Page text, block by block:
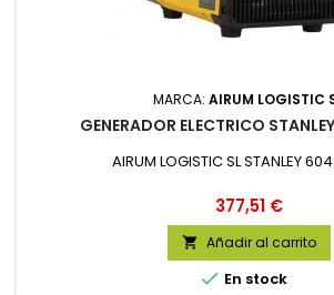
MARCA: AIRUM LOGISTIC
GENERADOR ELECTRICO
AIRUM LOGISTIC SL STANLEY
Precio
377,51 €
 Añadir al carrito
 En stock